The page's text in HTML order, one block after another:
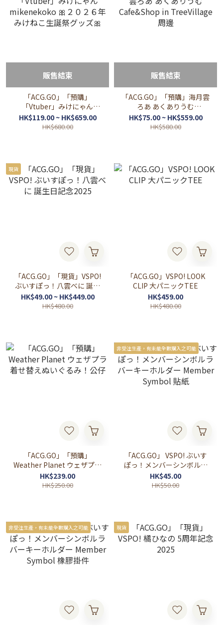
販售結束
「ACG.GO」「預購」
「Vtuber」みけにゃん
mikenekoko 🎀２０２６年
みけねこ生誕祭グッズ🎀
HK$119.00 ~ HK$659.00
HK$680.00
販售結束
「ACG.GO」「預購」海月雲
ろあ あくありうむ
Cafe&Shop in TreeVillage
周邊
HK$75.00 ~ HK$559.00
HK$580.00
現貨
「ACG.GO」「現貨」VSPO!
ぶいすぽっ！八雲べに 誕生
日記念2025
HK$49.00 ~ HK$449.00
HK$480.00
「ACG.GO」VSPO! LOOK
CLIP 大パニックTEE
HK$459.00
HK$480.00
「ACG.GO」「預購」
Weather Planet ウェザプラ
着せ替えぬいぐるみ！公仔
HK$239.00
HK$250.00
非受注生產，有未能全數購入之可能
「ACG.GO」 VSPO! ぶいす
ぽっ！メンバーシンボルラ
バーキーホルダー Member
Symbol 貼紙
HK$45.00
HK$50.00
非受注生產，有未能全數購入之可能 現貨